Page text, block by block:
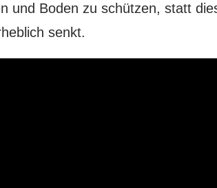
und Boden zu schützen, statt
senkt.